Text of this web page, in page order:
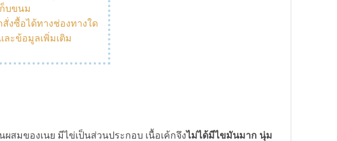
บขนม
สั่งซื้อได้ทางช่องทางใด
ละข้อมูลเพิ่มเติม
ผสมของเนย มีไข่เป็นส่วนประกอบ เนื้อเค้กจึงไม่ได้มีไขมันมาก นุ่ม